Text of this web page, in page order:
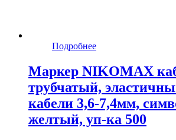
Подробнее
Маркер NIKOMAX
трубчатый,
кабели 3,6-7,4мм,
желтый, уп-ка 500